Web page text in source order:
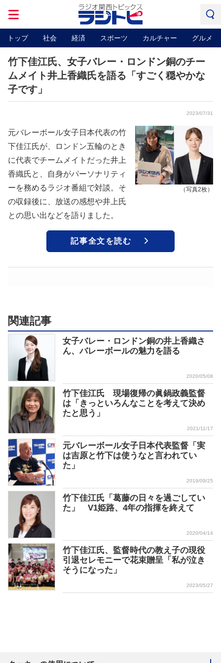
トップ 社会 経済 スポーツ カルチャー グルメ
竹下佳江氏、女子バレー・ロンドン銅のチー
ムメイト井上香織氏を語る「すごく穏やかな
子です」
2023/07/31
（写真2枚）
元バレーボール女子日本代表の竹
下佳江氏が、ロンドン五輪のとき
に代表でチームメイトだった井上
香織氏と、自身がパーソナリティ
ーを務めるラジオ番組で対談。そ
の収録後に、放送の感想や井上氏
との思い出などを語りました。
記事全文を読む
関連記事
女子バレー・ロンドン銅の井上香織さ
ん、バレーボールの魅力を語る
2020/05/08
竹下佳江氏 現場復帰の眞鍋政義監督
は「きっといろんなことを考えて決め
たと思う」
2021/11/17
元バレーボール女子日本代表監督「実
は吉原と竹下は使うなと言われてい
た」
2019/09/25
竹下佳江氏「葛藤の日々を過ごしてい
た」 V1姫路、4年の指揮を終えて
2020/04/14
竹下佳江氏、監督時代の教え子の現役
引退セレモニーで花束贈呈「私が泣き
そうになった」
2023/05/27